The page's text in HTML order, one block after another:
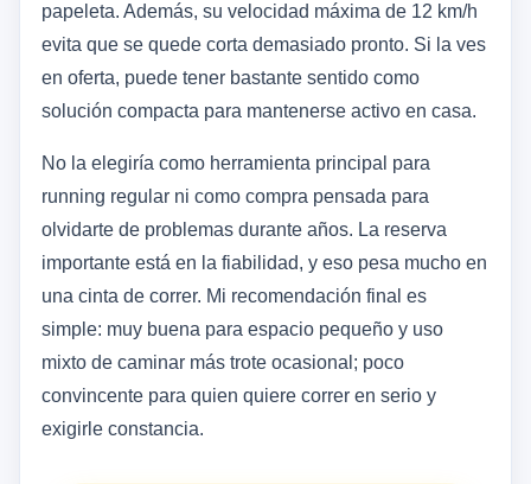
papeleta. Además, su velocidad máxima de 12 km/h
evita que se quede corta demasiado pronto. Si la ves
en oferta, puede tener bastante sentido como
solución compacta para mantenerse activo en casa.
No la elegiría como herramienta principal para
running regular ni como compra pensada para
olvidarte de problemas durante años. La reserva
importante está en la fiabilidad, y eso pesa mucho en
una cinta de correr. Mi recomendación final es
simple: muy buena para espacio pequeño y uso
mixto de caminar más trote ocasional; poco
convincente para quien quiere correr en serio y
exigirle constancia.